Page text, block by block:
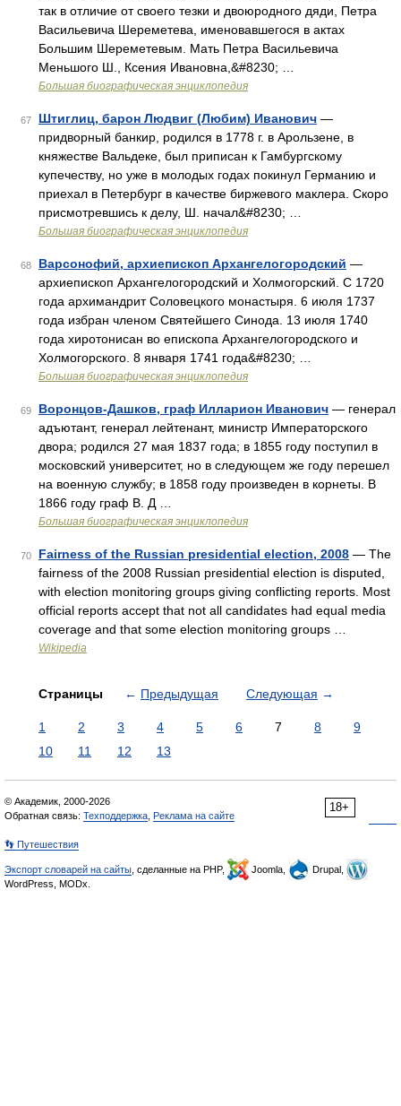
так в отличие от своего тезки и двоюродного дяди, Петра
Васильевича Шереметева, именовавшегося в актах
Большим Шереметевым. Мать Петра Васильевича
Меньшого Ш., Ксения Ивановна,&#8230; …
Большая биографическая энциклопедия
67 Штиглиц, барон Людвиг (Любим) Иванович —
придворный банкир, родился в 1778 г. в Арользене, в
княжестве Вальдеке, был приписан к Гамбургскому
купечеству, но уже в молодых годах покинул Германию и
приехал в Петербург в качестве биржевого маклера. Скоро
присмотревшись к делу, Ш. начал&#8230; …
Большая биографическая энциклопедия
68 Варсонофий, архиепископ Архангелогородский —
архиепископ Архангелогородский и Холмогорский. С 1720
года архимандрит Соловецкого монастыря. 6 июля 1737
года избран членом Святейшего Синода. 13 июля 1740
года хиротонисан во епископа Архангелогородского и
Холмогорского. 8 января 1741 года&#8230; …
Большая биографическая энциклопедия
69 Воронцов-Дашков, граф Илларион Иванович — генерал
адъютант, генерал лейтенант, министр Императорского
двора; родился 27 мая 1837 года; в 1855 году поступил в
московский университет, но в следующем же году перешел
на военную службу; в 1858 году произведен в корнеты. В
1866 году граф В. Д …
Большая биографическая энциклопедия
70 Fairness of the Russian presidential election, 2008 — The
fairness of the 2008 Russian presidential election is disputed,
with election monitoring groups giving conflicting reports. Most
official reports accept that not all candidates had equal media
coverage and that some election monitoring groups …
Wikipedia
Страницы ← Предыдущая Следующая →
1 2 3 4 5 6 7 8
9
10
11 12 13
18+
© Академик, 2000-2026
Обратная связь: Техподдержка Реклама на сайте
👣 Путешествия
Экспорт словарей на сайты , сделанные на PHP, Joomla,
Drupal,
WordPress, MODx.